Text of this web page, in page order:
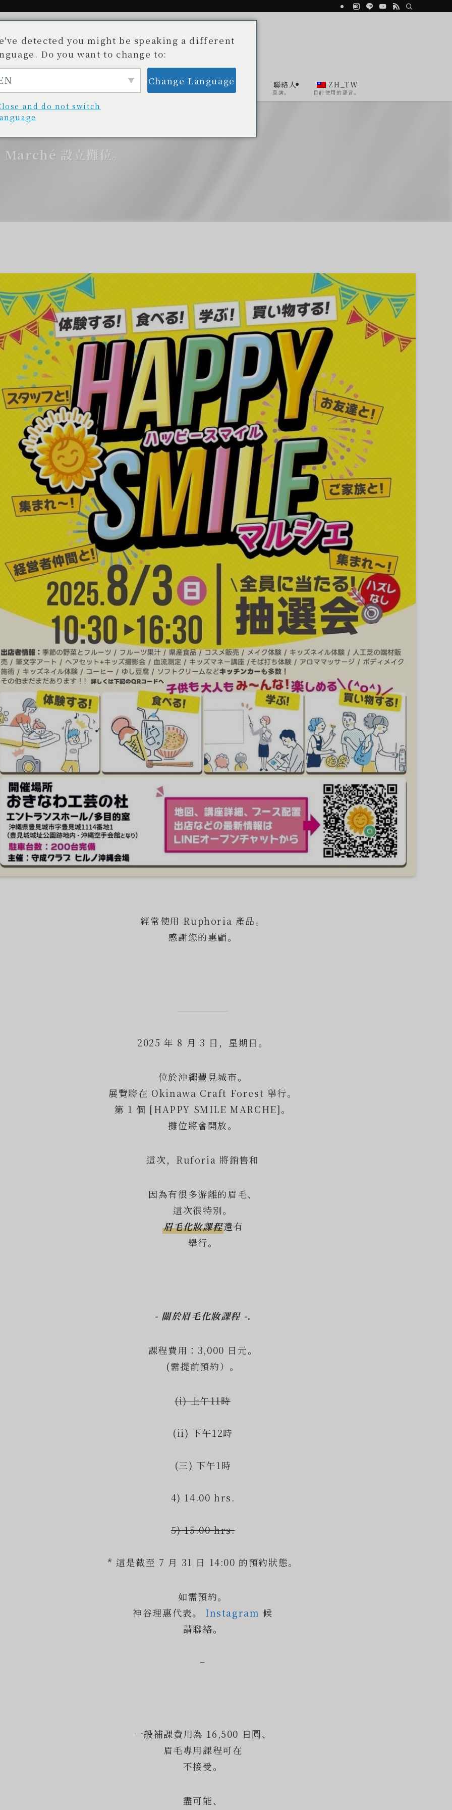
不為人知的開發故事 商店清單
部落格/新聞
部落格/更新
Beauty Agent
美容顧問
聯絡人
查詢。
ZH_TW
目前使用的語言。
設立攤位。
經常使用 Ruphoria 產品。
感謝您的惠顧。
2025 年 8 月 3 日，星期日。
位於沖繩豐見城市。
展覽將在 Okinawa Craft Forest 舉行。
第 1 個 [HAPPY SMILE MARCHE]。
攤位將會開放。
這次，Ruforia 將銷售和
因為有很多游離的眉毛、
這次很特別。
眉毛化妝課程還有
舉行。
- 關於眉毛化妝課程 -.
課程費用：3,000 日元。
(需提前預約）。
(i) 上午11時
(ii) 下午12時
(三) 下午1時
4) 14.00 hrs.
5) 15.00 hrs.
* 這是截至 7 月 31 日 14:00 的預約狀態。
如需預約。
神谷理惠代表。 Instagram 候
請聯絡。
–
一般補課費用為 16,500 日圓、
眉毛專用課程可在
不接受。
盡可能、
detected you might be speaking a different
Do you want to change to:
Change Language
and do not switch